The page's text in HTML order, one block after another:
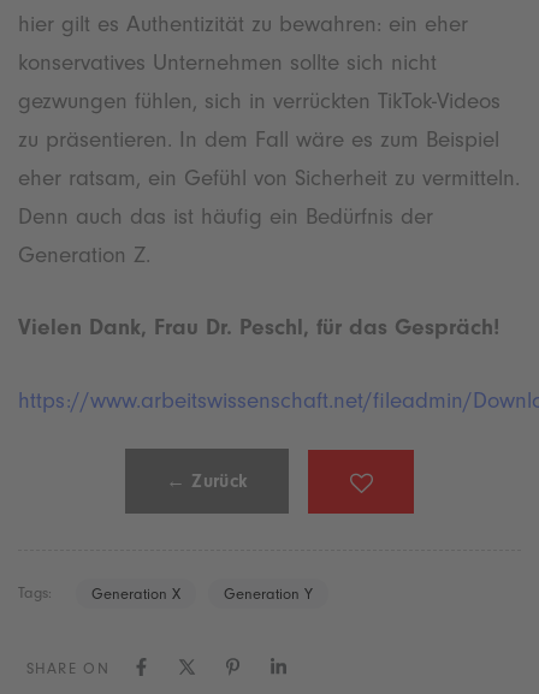
hier gilt es Authentizität zu bewahren: ein eher
konservatives Unternehmen sollte sich nicht
gezwungen fühlen, sich in verrückten TikTok-Videos
zu präsentieren. In dem Fall wäre es zum Beispiel
eher ratsam, ein Gefühl von Sicherheit zu vermitteln.
Denn auch das ist häufig ein Bedürfnis der
Generation Z.
Vielen Dank, Frau Dr. Peschl, für das Gespräch!
https://www.arbeitswissenschaft.net/fileadmin/
← Zurück
Tags: Generation X Generation Y
SHARE ON